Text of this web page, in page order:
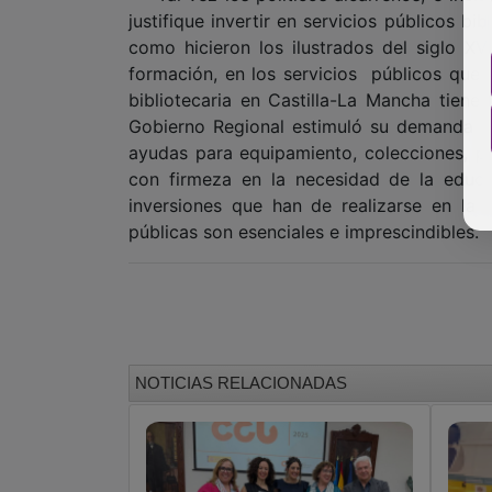
justifique invertir en servicios públicos
como hicieron los ilustrados del siglo
formación, en los servicios públicos que
bibliotecaria en Castilla-La Mancha
Gobierno Regional estimuló su demanda
ayudas para equipamiento, colecciones,
con firmeza en la necesidad de la
inversiones que han de realizarse en
públicas son esenciales e imprescindibles.
NOTICIAS RELACIONADAS